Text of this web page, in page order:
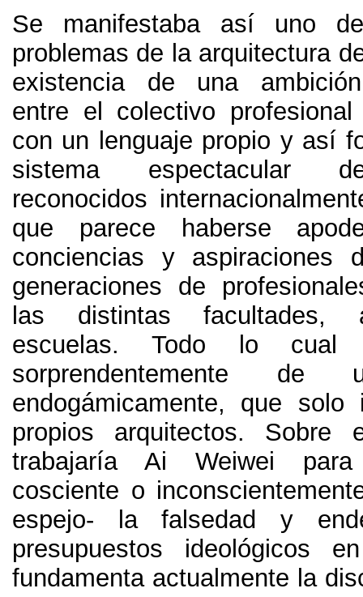
Se manifestaba así uno
problemas de la arquitectura
existencia de una
entre el colectivo
con un lenguaje propio y así
sistema espectacular
reconocidos
que parece haberse
conciencias y aspiraciones
generaciones de
las distintas facultades,
escuelas. Todo lo cual
sorprendentemente de
endogámicamente, que solo
propios arquitectos. Sobre
trabajaría Ai Weiwei para
cosciente o
espejo-
la falsedad y
presupuestos ideológicos
fundamenta actualmente la